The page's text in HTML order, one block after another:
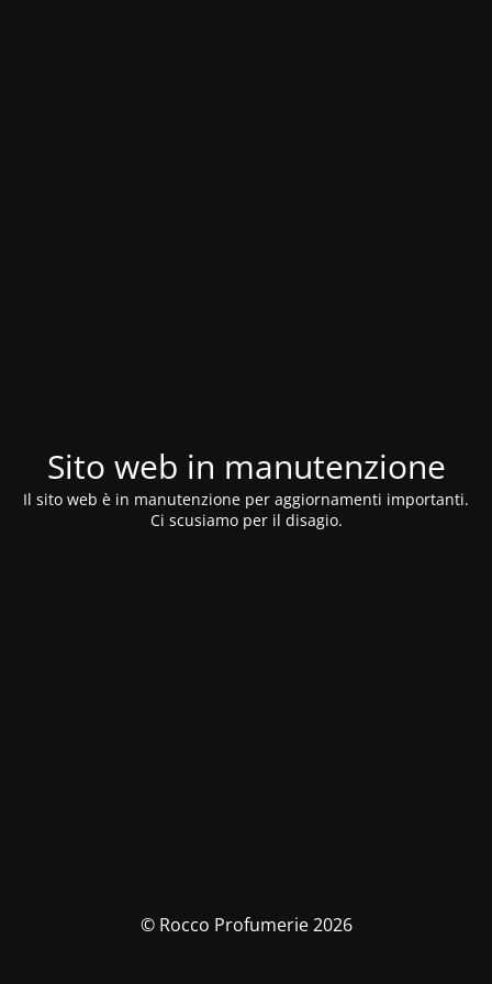
Sito web in manutenzione
Il sito web è in manutenzione per aggiornamenti importanti.
Ci scusiamo per il disagio.
© Rocco Profumerie 2026